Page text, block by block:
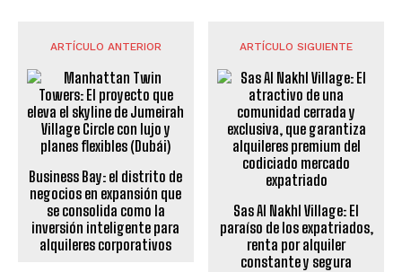
ARTÍCULO ANTERIOR
Business Bay: el distrito de
negocios en expansión que
se consolida como la
inversión inteligente para
alquileres corporativos
ARTÍCULO SIGUIENTE
Sas Al Nakhl Village: El
paraíso de los expatriados,
renta por alquiler
constante y segura